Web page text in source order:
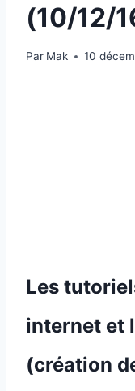
(10/12/
Par Mak 10
Les
internet et
(création